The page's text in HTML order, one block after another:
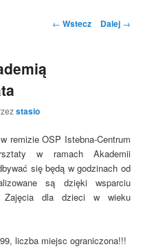
Nawigacja
← Wstecz Dalej →
stasio
remizie OSP Istebna-Centrum
w ramach Akademii
się będą w godzinach od
są dzięki wsparciu
Zajęcia dla dzieci w wieku
liczba miejsc ograniczona!!!